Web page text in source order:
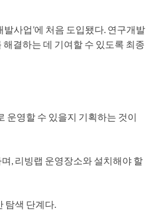
사업’에 처음 도입됐다. 연구개발
결하는 데 기여할 수 있도록 최종
운영할 수 있을지 기획하는 것이
, 리빙랩 운영장소와 설치해야 할
탐색 단계다.